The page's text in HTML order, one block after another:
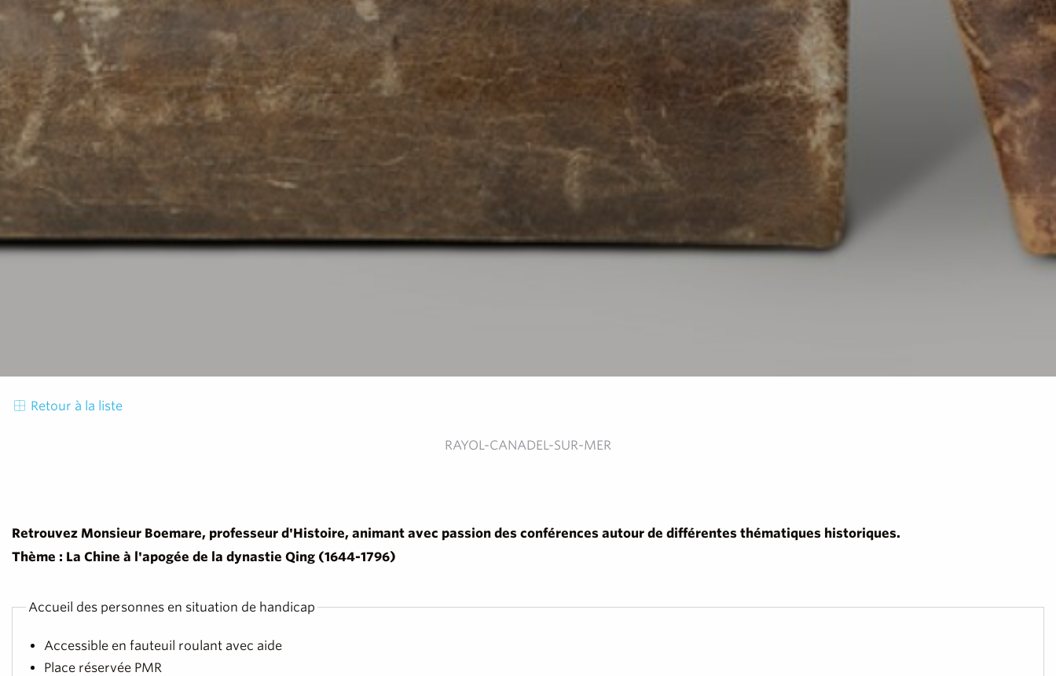
Retour à la liste
RAYOL-CANADEL-SUR-MER
Retrouvez Monsieur Boemare, professeur d'Histoire, animant avec passion des conférences autour de différentes thématiques historiques.
Thème : La Chine à l'apogée de la dynastie Qing (1644-1796)
Accueil des personnes en situation de handicap
Accessible en fauteuil roulant avec aide
Place réservée PMR